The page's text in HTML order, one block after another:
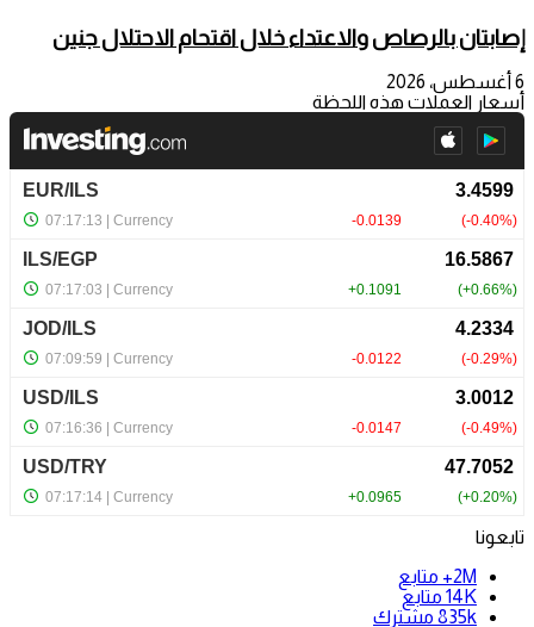
إصابتان بالرصاص والاعتداء خلال اقتحام الاحتلال جنين
6 أغسطس، 2026
أسعار العملات هذه اللحظة
تابعونا
2M+
متابع
14K متابع
835k مشترك